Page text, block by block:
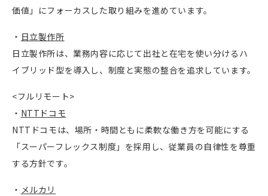
価値」にフォーカスした取り組みを進めています。
・ 日立製作所
日立製作所は、業務内容に応じて出社と在宅を使い分けるハ
イブリッド型を導入し、制度と実態の整合を追求しています。
<フルリモート>
・ NTTドコモ
NTTドコモは、場所・時間ともに柔軟な働き方を可能にする
「スーパーフレックス制度」を採用し、従業員の自律性を尊重
する方針です。
・ メルカリ